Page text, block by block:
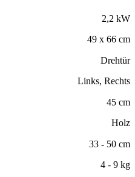
2,2 kW
49 x 66 cm
Drehtür
Links, Rechts
45 cm
Holz
33 - 50 cm
4 - 9 kg